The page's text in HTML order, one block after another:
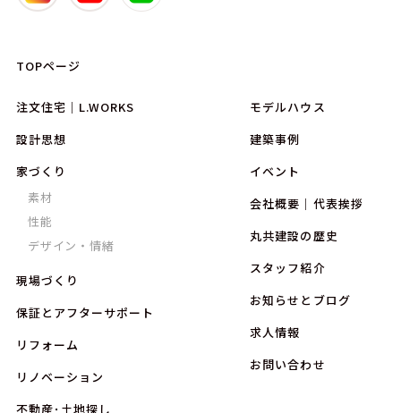
TOPページ
注文住宅｜L.WORKS
設計思想
家づくり
素材
性能
デザイン・情緒
現場づくり
保証とアフターサポート
リフォーム
リノベーション
不動産･土地探し
モデルハウス
建築事例
イベント
会社概要｜代表挨拶
丸共建設の歴史
スタッフ紹介
お知らせとブログ
求人情報
お問い合わせ